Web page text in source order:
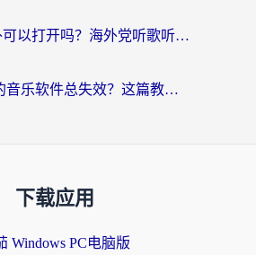
全民K歌国外可以打开吗？海外党听歌听书无限制的实用指南
国外能听歌的音乐软件总失效？这篇教你怎么在海外流畅听网易云
下载应用
Windows PC电脑版